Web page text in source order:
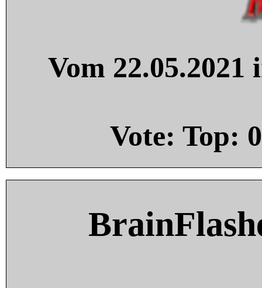
Vom
Vote: Top: 0